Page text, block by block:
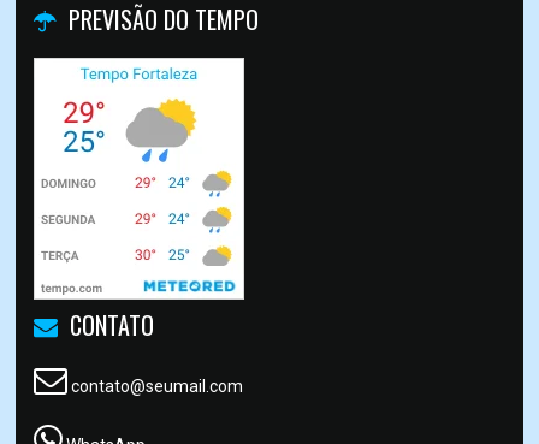
PREVISÃO DO TEMPO
CONTATO
contato@seumail.com